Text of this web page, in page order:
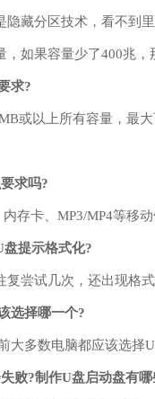
隐藏分区技术，看不到
如果容量少了400兆，
求?
或以上所有容量，最
求吗?
存卡、MP3/MP4等移
提示格式化?
复尝试几次，还出现格
选择哪一个?
大多数电脑都应该选择
败?制作U盘启动盘有哪